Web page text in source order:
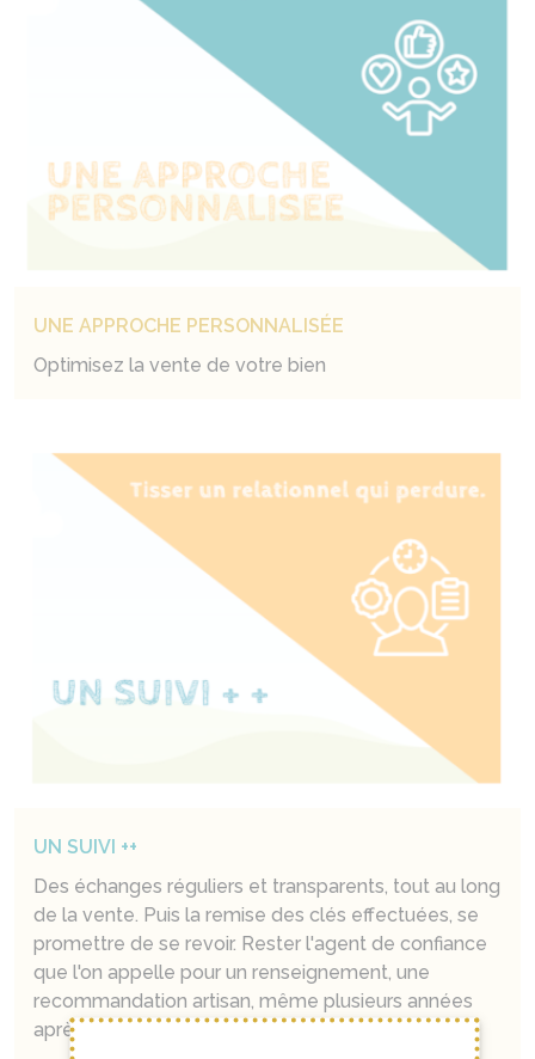
UNE APPROCHE PERSONNALISÉE
Optimisez la vente de votre bien
UN SUIVI ++
Des échanges réguliers et transparents, tout au long
de la vente. Puis la remise des clés effectuées, se
promettre de se revoir. Rester l'agent de confiance
que l'on appelle pour un renseignement, une
recommandation artisan, même plusieurs années
après.